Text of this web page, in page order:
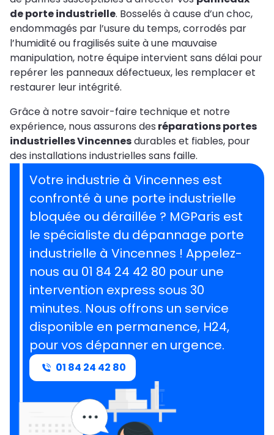
de porte industrielle. Bosselés à cause d’un choc,
endommagés par l’usure du temps, corrodés par
l’humidité ou fragilisés suite à une mauvaise
manipulation, notre équipe intervient sans délai pour
repérer les panneaux défectueux, les remplacer et
restaurer leur intégrité.
Grâce à notre savoir-faire technique et notre
expérience, nous assurons des réparations portes
industrielles Vincennesdurables et fiables, pour
des installations industrielles sans faille.
Votre industrie à Vincennes est
confronté à une porte industrielle
bloquée ou déraillée ? MGParis est
le spécialiste du dépannage porte
industrielle à Vincennes ! Appelez-
nous au 01 84 24 42 80 pour une
intervention express sous 30
minutes. Nous offrons un service
disponible en permanence, H24,
pour vos dépanner en urgence.
01 84 24 42 80